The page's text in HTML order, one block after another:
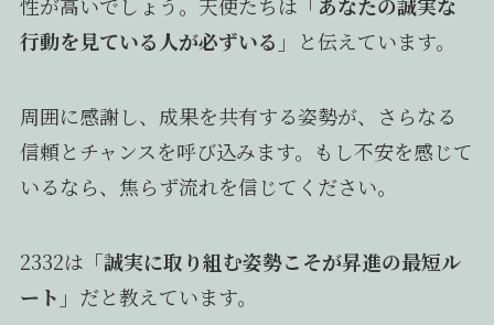
行動を見ている人が必ずいる」
と伝えています。
周囲に感謝し、成果を共有する姿勢が、さらなる
信頼とチャンスを呼び込みます。もし不安を感じて
いるなら、焦らず流れを信じてください。
2332は 「誠実に取り組む姿勢こそが昇進の最短ル
ート」 だと教えています。